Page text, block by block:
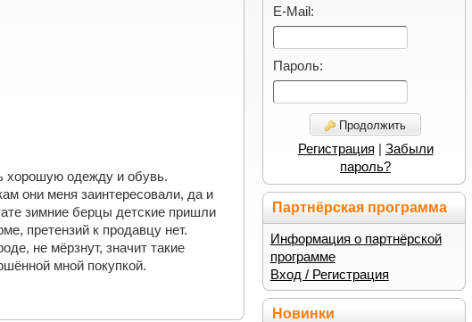
хорошую одежду и обувь.
они меня заинтересовали, да и
зимние берцы детские пришли
претензий к продавцу нет.
не мёрзнут, значит такие
мной покупкой.
E-Mail:
Пароль:
Продолжить
Регистрация
Забыли
пароль?
Партнёрская программа
Информация о партнёрской
программе
Вход / Регистрация
Новинки